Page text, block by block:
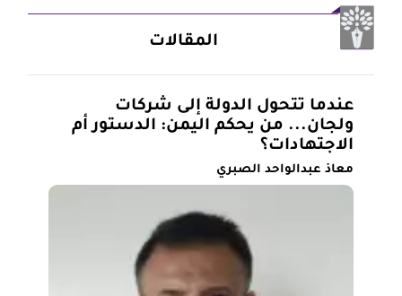
المقالات
عندما تتحول الدولة إلى شركات
ولجان... من يحكم اليمن: الدستور أم
الاجتهادات؟
معاذ عبدالواحد الصبري